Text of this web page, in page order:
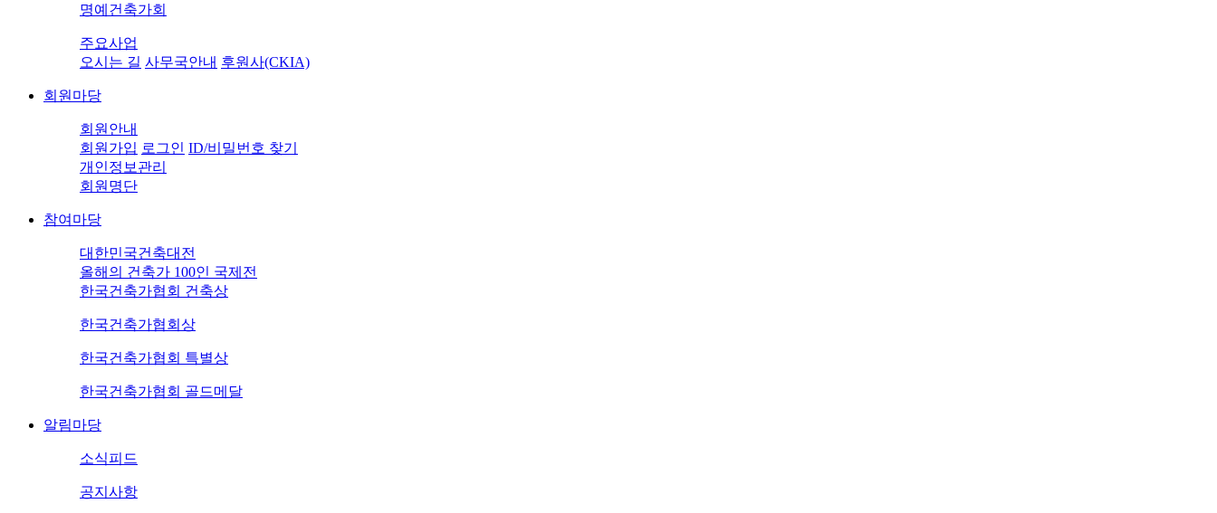
명예건축가회
주요사업
오시는 길 사무국안내 후원사(CKIA)
회원마당
회원안내
회원가입 로그인 ID/비밀번호 찾기
개인정보관리
회원명단
참여마당
대한민국건축대전
올해의 건축가 100인 국제전
한국건축가협회 건축상
한국건축가협회상
한국건축가협회 특별상
한국건축가협회 골드메달
알림마당
소식피드
공지사항